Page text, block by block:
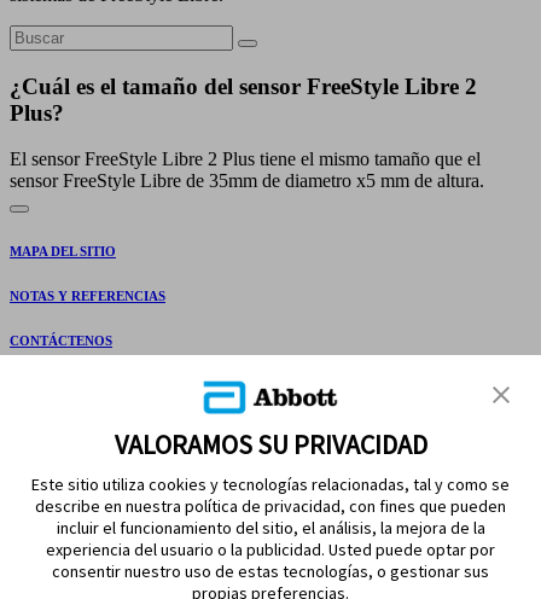
¿Cuál es el tamaño del sensor FreeStyle Libre 2
Plus?
El sensor FreeStyle Libre 2 Plus tiene el mismo tamaño que el
sensor FreeStyle Libre de 35mm de diametro x5 mm de altura.
MAPA DEL SITIO
NOTAS Y REFERENCIAS
CONTÁCTENOS
MANTÉNGASE EN CONTACTO
VALORAMOS SU PRIVACIDAD
Este sitio utiliza cookies y tecnologías relacionadas, tal y como se
describe en nuestra política de privacidad, con fines que pueden
incluir el funcionamiento del sitio, el análisis, la mejora de la
experiencia del usuario o la publicidad. Usted puede optar por
consentir nuestro uso de estas tecnologías, o gestionar sus
propias preferencias.